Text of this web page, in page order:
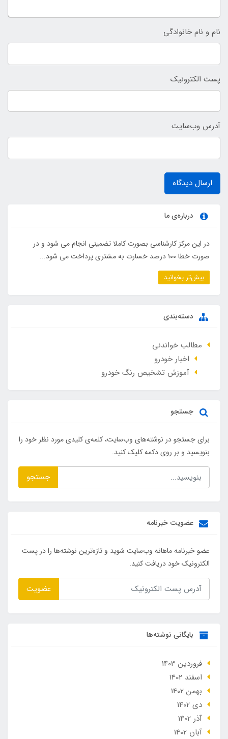
نام و نام خانوادگی
پست الکترونیک
آدرس وب‌سایت
ارسال دیدگاه
درباره‌ی ما
در این مرکز کارشناسی بصورت کاملا تضمینی انجام می شود و در
صورت خطا ۱۰۰ درصد خسارت به مشتری پرداخت می شود...
بیش‌تر بخوانید
دسته‌بندی
مطالب خواندنی
اخبار خودرو
آموزش تشخیص رنگ خودرو
جستجو
برای جستجو در نوشته‌های وب‌سایت، کلمه‌ی کلیدی مورد نظر خود را
بنویسید و بر روی دکمه کلیک کنید.
جستجو
عضویت خبرنامه
عضو خبرنامه ماهانه وب‌سایت شوید و تازه‌ترین نوشته‌ها را در پست
الکترونیک خود دریافت کنید.
عضویت
بایگانی نوشته‌ها
فروردین 1403
اسفند 1402
بهمن 1402
دی 1402
آذر 1402
آبان 1402